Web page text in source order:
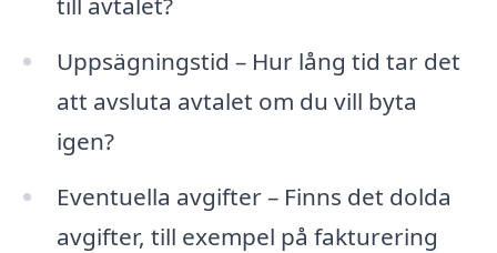
Uppsägningstid – Hur lång tid tar det
att avsluta avtalet om du vill byta
igen?
Eventuella avgifter – Finns det dolda
avgifter, till exempel på fakturering